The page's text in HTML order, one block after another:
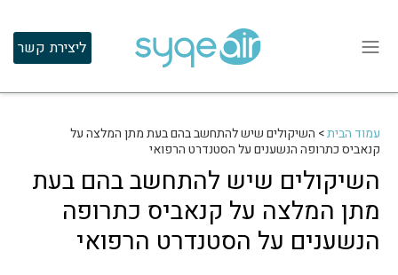
ליצירת קשר
עמוד הבית> השיקולים שיש להתחשב בהם בעת מתן המלצה על
קנאביס כתרופה הנשענים על הסטנדרט הרפואי
השיקולים שיש להתחשב בהם בעת
מתן המלצה על קנאביס כתרופה
הנשענים על הסטנדרט הרפואי